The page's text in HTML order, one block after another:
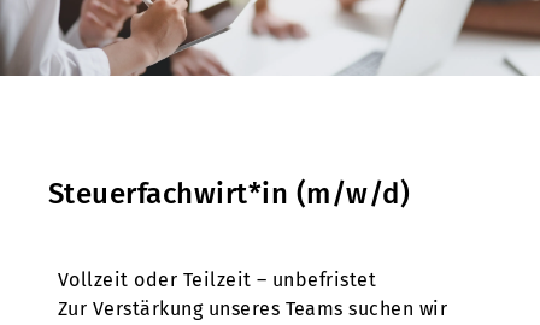
Steuerfachwirt*in (m/w/d)
Vollzeit oder Teilzeit – unbefristet
Zur Verstärkung unseres Teams suchen wir